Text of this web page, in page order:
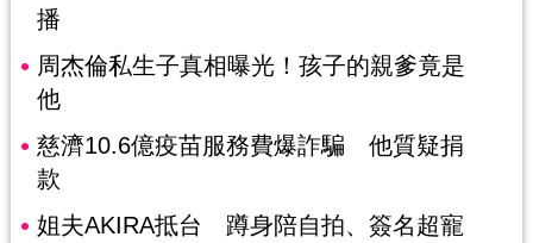
播
周杰倫私生子真相曝光！孩子的親爹竟是
他
慈濟10.6億疫苗服務費爆詐騙 他質疑捐
款
姐夫AKIRA抵台 蹲身陪自拍、簽名超寵